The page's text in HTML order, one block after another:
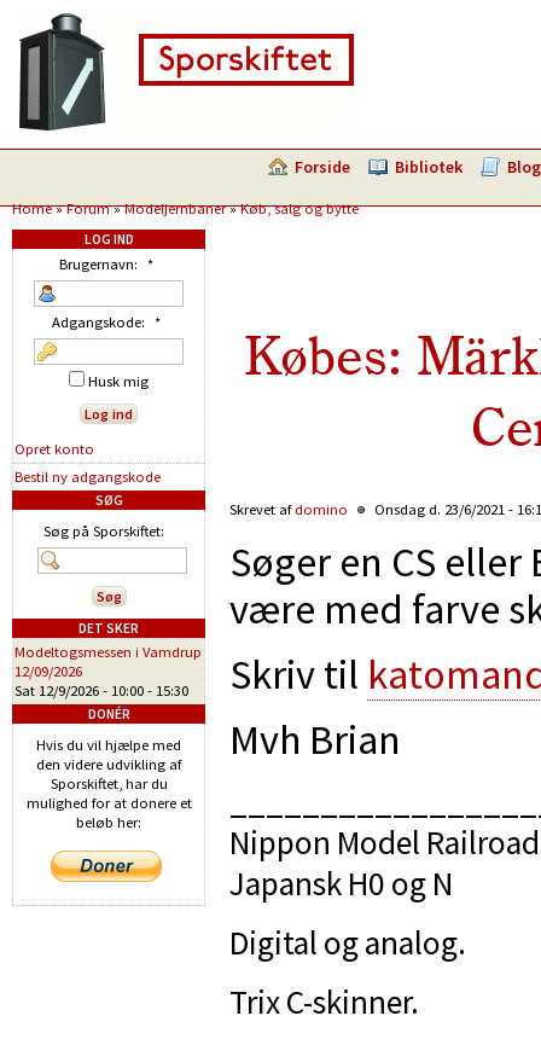
Forside Bibliotek Blog
Home»Forum»Modeljernbaner»Køb, salg og bytte
Købes:
Skrevet af domino Onsdag d. 23/6/2021 -
Søger en CS
være med farve
Skriv til
Mvh Brian
Nippon Model
Japansk H0 og N
Digital og analog.
Trix C-skinner.
LOG IND
Brugernavn: *
Adgangskode: *
Husk mig
Opret konto
Bestil ny adgangskode
SØG
Søg på Sporskiftet:
DET SKER
Modeltogsmessen i Vamdrup
12/09/2026
Sat 12/9/2026 - 10:00 - 15:30
DONÉR
Hvis du vil hjælpe med
den videre udvikling af
Sporskiftet, har du
mulighed for at donere et
beløb her: